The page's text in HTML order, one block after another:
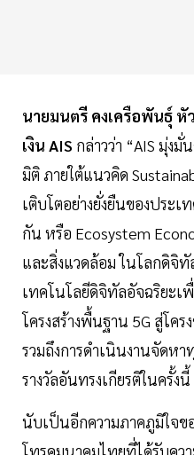
นายมนตรี คงเครือพันธุ์
เงิน AIS กล่าวว่า “AIS มุ่ง
มิติ ภายใต้แนวคิด
เติบโตอย่างยั่งยืนของประ
กัน หรือ Ecosystem
และสิ่งแวดล้อม ในโลกดิจิ
เทคโนโลยีดิจิทัลอัจฉริยะเ
โครงสร้างพื้นฐาน 5G สู่โค
รวมถึงการดำเนินงานจัดห
รางวัลอันทรงเกียรติในครั้งนี้
นับเป็นอีกความภาคภูมิใจข